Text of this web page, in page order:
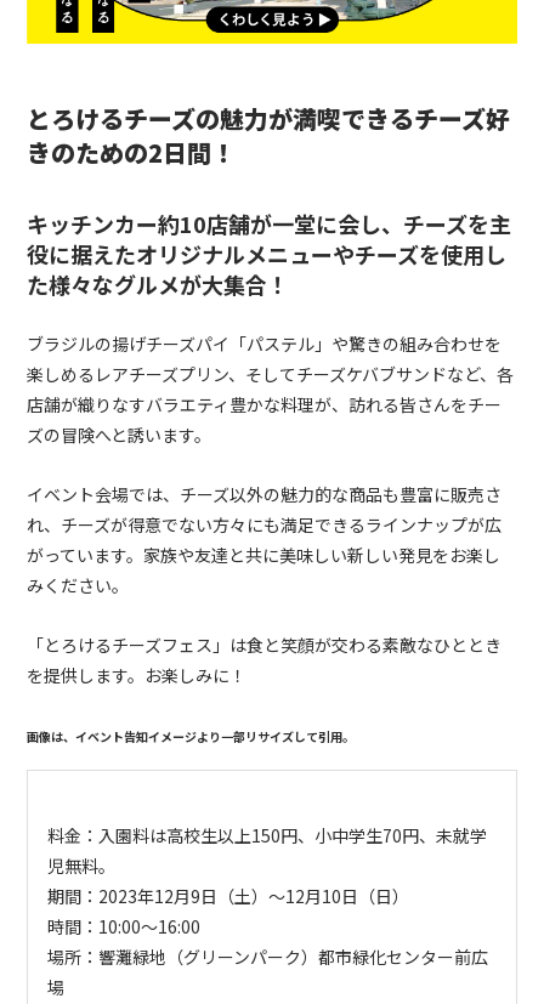
とろけるチーズの魅力が満喫できるチーズ好
きのための2日間！
キッチンカー約10店舗が一堂に会し、チーズを主
役に据えたオリジナルメニューやチーズを使用し
た様々なグルメが大集合！
ブラジルの揚げチーズパイ「パステル」や驚きの組み合わせを
楽しめるレアチーズプリン、そしてチーズケバブサンドなど、各
店舗が織りなすバラエティ豊かな料理が、訪れる皆さんをチー
ズの冒険へと誘います。
イベント会場では、チーズ以外の魅力的な商品も豊富に販売さ
れ、チーズが得意でない方々にも満足できるラインナップが広
がっています。家族や友達と共に美味しい新しい発見をお楽し
みください。
「とろけるチーズフェス」は食と笑顔が交わる素敵なひととき
を提供します。お楽しみに！
画像は、イベント告知イメージより一部リサイズして引用。
料金：入園料は高校生以上150円、小中学生70円、未就学
児無料。
期間：2023年12月9日 （土）〜12月10日（日）
時間： 10:00～16:00
場所：響灘緑地（グリーンパーク）都市緑化センター前広
場